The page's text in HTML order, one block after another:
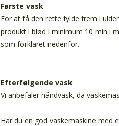
Første vask
For at få den rette fylde frem i
produkt i blød i minimum 10 min i
som forklaret nedenfor.
Efterfølgende vask
Vi anbefaler håndvask, da
Har du en god vaskemaskine med